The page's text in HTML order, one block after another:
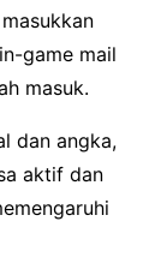
game mail
masuk.
dan angka,
aktif dan